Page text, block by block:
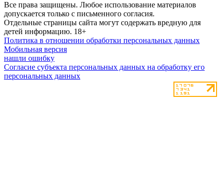
Все права защищены. Любое использование материалов
допускается только с письменного согласия.
Отдельные страницы сайта могут содержать вредную для
детей информацию. 18+
Политика в отношении обработки персональных данных
Мобильная версия
нашли ошибку
Согласие субъекта персональных данных на обработку его
персональных данных